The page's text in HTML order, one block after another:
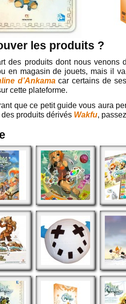
les produits ?
des produits dont nous venons
en magasin de jouets, mais il
d’Ankamacar certains de
cette plateforme.
que ce petit guide vous aura
des produits dérivés Wakfu,